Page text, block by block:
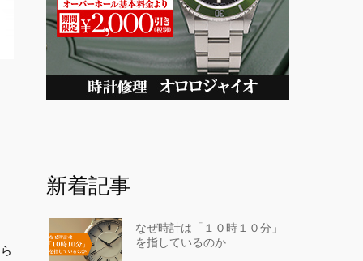
新着記事
なぜ時計は「１０時１０分」
を指しているのか